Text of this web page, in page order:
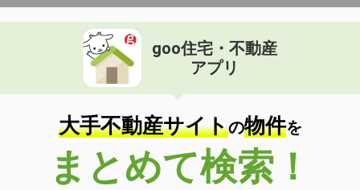
goo住宅・不動産
アプリ
大手不動産サイトの物件を
まとめて検索！